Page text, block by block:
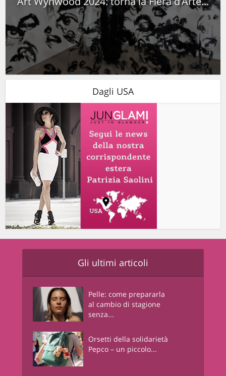
Dagli USA
Gli ultimi articoli
Pelle: come prepararla
al cambio di stagione
senza...
Orsetti della solidarietà
Pepco – un piccolo...